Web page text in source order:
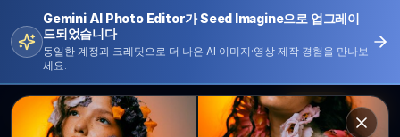
Gemini AI Photo Editor가 Seed Imagine으로 업그레이
드되었습니다
동일한 계정과 크레딧으로 더 나은 AI 이미지·영상 제작 경험을 만나보
세요.
Gemini AI Photo Editor 한국어 로그인